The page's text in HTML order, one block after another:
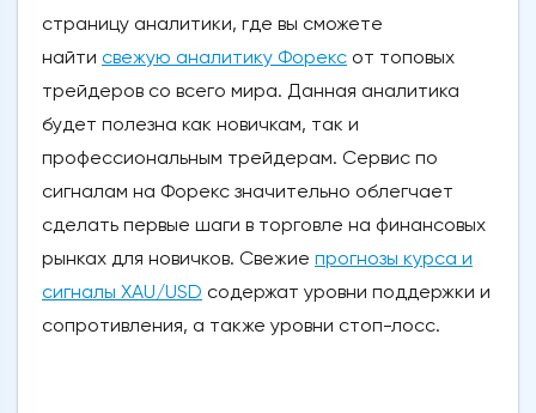
страницу аналитики, где вы сможете
найти свежую аналитику Форекс от топовых
трейдеров со всего мира. Данная аналитика
будет полезна как новичкам, так и
профессиональным трейдерам. Сервис по
сигналам на Форекс значительно облегчает
сделать первые шаги в торговле на финансовых
рынках для новичков. Свежие прогнозы курса и
сигналы XAU/USD содержат уровни поддержки и
сопротивления, а также уровни стоп-лосс.